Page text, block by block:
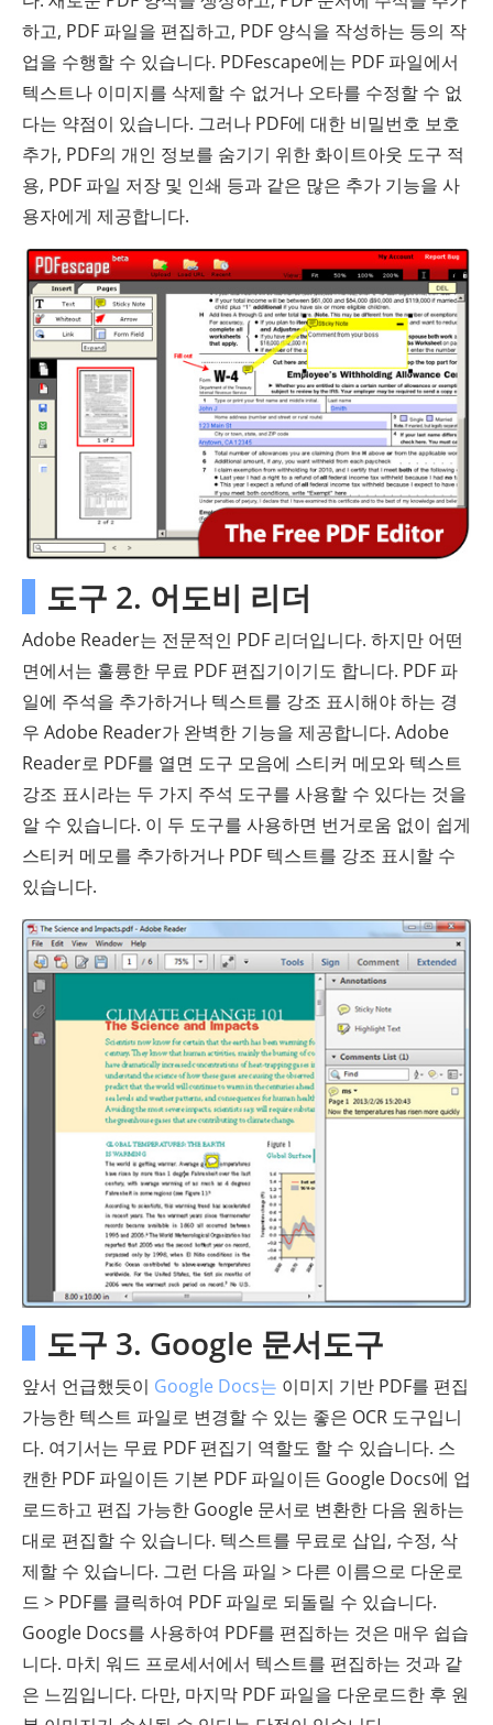
하고, PDF 파일을 편집하고, PDF 양식을 작성하는 등의 작
업을 수행할 수 있습니다. PDFescape에는 PDF 파일에서
텍스트나 이미지를 삭제할 수 없거나 오타를 수정할 수 없
다는 약점이 있습니다. 그러나 PDF에 대한 비밀번호 보호
추가, PDF의 개인 정보를 숨기기 위한 화이트아웃 도구 적
용, PDF 파일 저장 및 인쇄 등과 같은 많은 추가 기능을 사
용자에게 제공합니다.
도구 2. 어도비 리더
Adobe Reader는 전문적인 PDF 리더입니다. 하지만 어떤
면에서는 훌륭한 무료 PDF 편집기이기도 합니다. PDF 파
일에 주석을 추가하거나 텍스트를 강조 표시해야 하는 경
우 Adobe Reader가 완벽한 기능을 제공합니다. Adobe
Reader로 PDF를 열면 도구 모음에 스티커 메모와 텍스트
강조 표시라는 두 가지 주석 도구를 사용할 수 있다는 것을
알 수 있습니다. 이 두 도구를 사용하면 번거로움 없이 쉽게
스티커 메모를 추가하거나 PDF 텍스트를 강조 표시할 수
있습니다.
도구 3. Google 문서도구
앞서 언급했듯이 Google Docs는 이미지 기반 PDF를 편집
가능한 텍스트 파일로 변경할 수 있는 좋은 OCR 도구입니
다. 여기서는 무료 PDF 편집기 역할도 할 수 있습니다. 스
캔한 PDF 파일이든 기본 PDF 파일이든 Google Docs에 업
로드하고 편집 가능한 Google 문서로 변환한 다음 원하는
대로 편집할 수 있습니다. 텍스트를 무료로 삽입, 수정, 삭
제할 수 있습니다. 그런 다음 파일 > 다른 이름으로 다운로
드 > PDF를 클릭하여 PDF 파일로 되돌릴 수 있습니다.
Google Docs를 사용하여 PDF를 편집하는 것은 매우 쉽습
니다. 마치 워드 프로세서에서 텍스트를 편집하는 것과 같
은 느낌입니다. 다만, 마지막 PDF 파일을 다운로드한 후 원